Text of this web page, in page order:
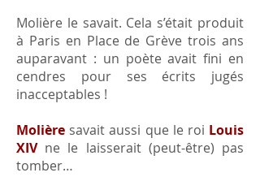
Molière le savait. Cela s’était produit
à Paris en Place de Grève trois ans
auparavant : un poète avait fini en
cendres pour ses écrits jugés
inacceptables !
Molière savait aussi que le roi Louis
XIVne le laisserait (peut-être) pas
tomber…